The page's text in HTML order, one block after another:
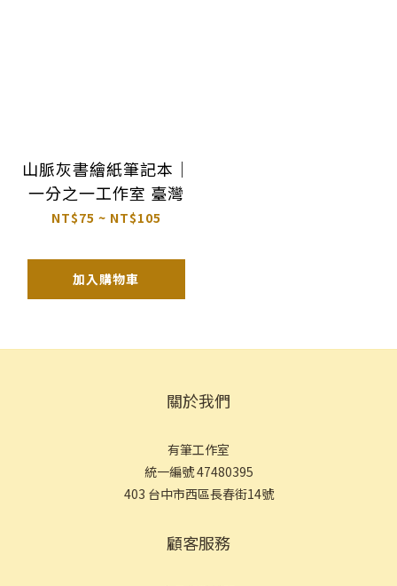
山脈灰書繪紙筆記本｜
一分之一工作室 臺灣
NT$75 ~ NT$105
加入購物車
關於我們
有筆工作室
統一編號 47480395
403 台中市西區長春街14號
顧客服務